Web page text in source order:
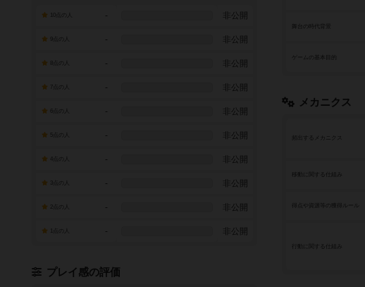
舞台の時代背景
ゲームの基本目的
メカニクス
頻出するメカニクス
移動に関する仕組み
行動に関する仕組み
- 非公開
- 非公開
- 非公開
7点の人 - 非公開
- 非公開
- 非公開
- 非公開
- 非公開
- 非公開
- 非公開
プレイ感の評価